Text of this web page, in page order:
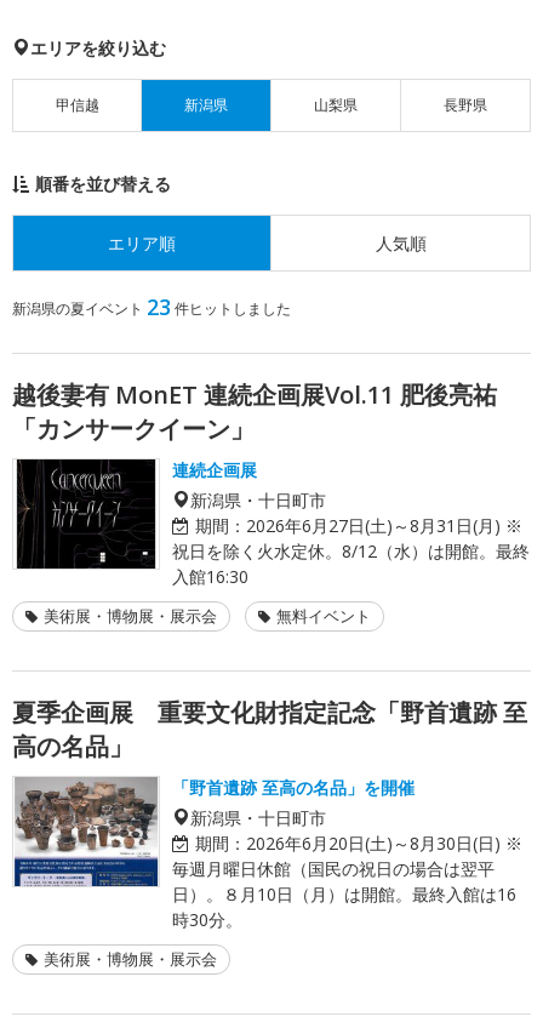
エリアを絞り込む
甲信越 新潟県 山梨県 長野県
順番を並び替える
エリア順 人気順
新潟県の夏イベント 23 件ヒットしました
越後妻有 MonET 連続企画展Vol.11 肥後亮祐
「カンサークイーン」
連続企画展
新潟県・十日町市
期間： 2026年6月27日(土)～8月31日(月) ※
祝日を除く火水定休。8/12（水）は開館。最終
入館16:30
美術展・博物展・展示会 無料イベント
夏季企画展 重要文化財指定記念「野首遺跡 至
高の名品」
「野首遺跡 至高の名品」を開催
新潟県・十日町市
期間： 2026年6月20日(土)～8月30日(日) ※
毎週月曜日休館（国民の祝日の場合は翌平
日）。８月10日（月）は開館。最終入館は16
時30分。
美術展・博物展・展示会